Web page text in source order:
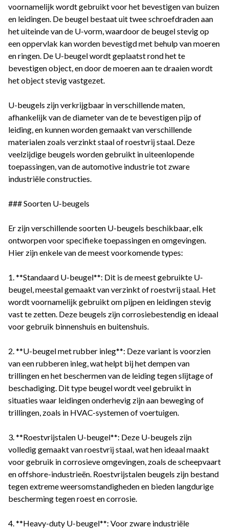
voornamelijk wordt gebruikt voor het bevestigen van buizen
en leidingen. De beugel bestaat uit twee schroefdraden aan
het uiteinde van de U-vorm, waardoor de beugel stevig op
een oppervlak kan worden bevestigd met behulp van moeren
en ringen. De U-beugel wordt geplaatst rond het te
bevestigen object, en door de moeren aan te draaien wordt
het object stevig vastgezet.
U-beugels zijn verkrijgbaar in verschillende maten,
afhankelijk van de diameter van de te bevestigen pijp of
leiding, en kunnen worden gemaakt van verschillende
materialen zoals verzinkt staal of roestvrij staal. Deze
veelzijdige beugels worden gebruikt in uiteenlopende
toepassingen, van de automotive industrie tot zware
industriële constructies.
### Soorten U-beugels
Er zijn verschillende soorten U-beugels beschikbaar, elk
ontworpen voor specifieke toepassingen en omgevingen.
Hier zijn enkele van de meest voorkomende types:
1. **Standaard U-beugel**: Dit is de meest gebruikte U-
beugel, meestal gemaakt van verzinkt of roestvrij staal. Het
wordt voornamelijk gebruikt om pijpen en leidingen stevig
vast te zetten. Deze beugels zijn corrosiebestendig en ideaal
voor gebruik binnenshuis en buitenshuis.
2. **U-beugel met rubber inleg**: Deze variant is voorzien
van een rubberen inleg, wat helpt bij het dempen van
trillingen en het beschermen van de leiding tegen slijtage of
beschadiging. Dit type beugel wordt veel gebruikt in
situaties waar leidingen onderhevig zijn aan beweging of
trillingen, zoals in HVAC-systemen of voertuigen.
3. **Roestvrijstalen U-beugel**: Deze U-beugels zijn
volledig gemaakt van roestvrij staal, wat hen ideaal maakt
voor gebruik in corrosieve omgevingen, zoals de scheepvaart
en offshore-industrieën. Roestvrijstalen beugels zijn bestand
tegen extreme weersomstandigheden en bieden langdurige
bescherming tegen roest en corrosie.
4. **Heavy-duty U-beugel**: Voor zware industriële